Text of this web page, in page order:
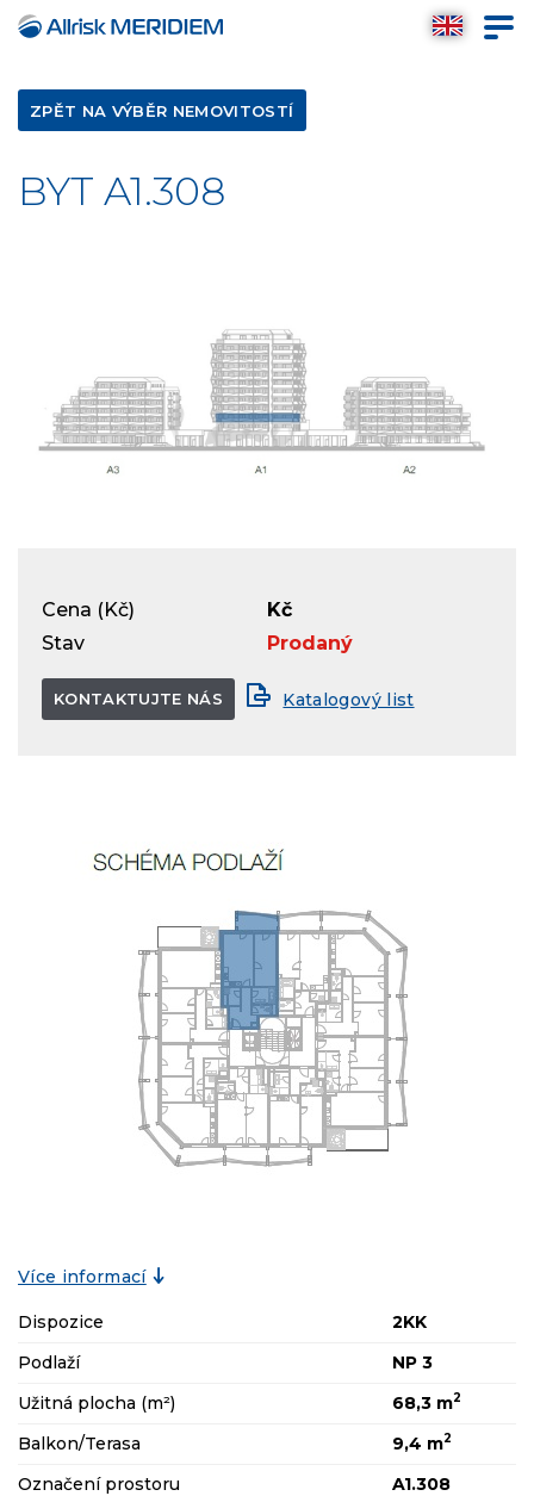
BYT A1.308
ZPĚT NA VÝBĚR NEMOVITOSTÍ
Cena (Kč)
Kč
Stav
Prodaný
KONTAKTUJTE NÁS Katalogový list
Více informací
Dispozice
2KK
Podlaží
NP 3
Užitná plocha (m²)
68,3 m2
Balkon/Terasa 9,4 m2
Označení prostoru
A1.308